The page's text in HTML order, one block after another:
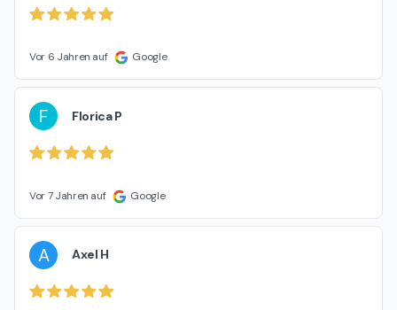
Vor 6 Jahren auf Google
F Florica P
Vor 7 Jahren auf Google
A Axel H